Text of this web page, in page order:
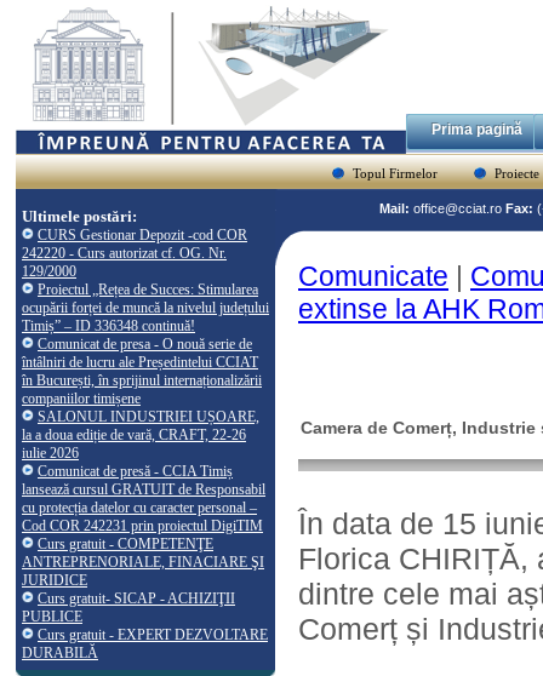
Prima pagină
Topul Firmelor Proiecte
Ultimele postări:
CURS Gestionar Depozit -cod COR
242220 - Curs autorizat cf. OG. Nr.
129/2000
Proiectul „Rețea de Succes: Stimularea
ocupării forței de muncă la nivelul județului
Timiș” – ID 336348 continuă!
Comunicat de presa - O nouă serie de
întâlniri de lucru ale Președintelui CCIAT
în București, în sprijinul internaționalizării
companiilor timișene
SALONUL INDUSTRIEI UȘOARE,
la a doua ediție de vară, CRAFT, 22-26
iulie 2026
Comunicat de presă - CCIA Timiș
lansează cursul GRATUIT de Responsabil
cu protecția datelor cu caracter personal –
Cod COR 242231 prin proiectul DigiTIM
Curs gratuit - COMPETENŢE
ANTREPRENORIALE, FINACIARE ŞI
JURIDICE
Curs gratuit- SICAP - ACHIZIŢII
PUBLICE
Curs gratuit - EXPERT DEZVOLTARE
DURABILĂ
Mail: office@cciat.ro Fax:
Comunicate |
extinse la AHK
Camera de Comerț,
În data de 15
Florica CHIRIȚĂ,
dintre cele mai
Comerț și